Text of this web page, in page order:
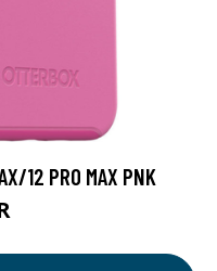
12 PRO MAX PNK